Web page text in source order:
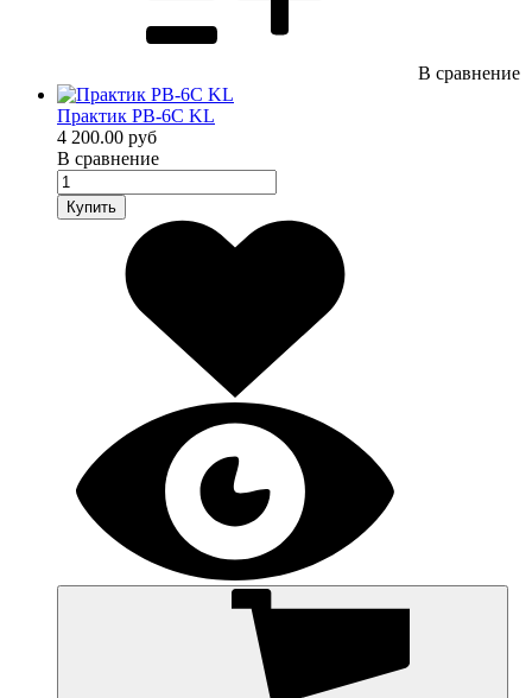
В сравнение
Практик PB-6C KL
4 200.00 руб
В сравнение
Купить